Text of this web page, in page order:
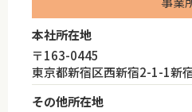
本社所在地
〒163-0445
東京都新宿区西新宿2-1-1新
その他所在地